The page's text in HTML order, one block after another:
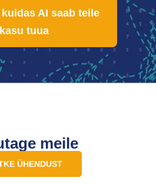
AI saab teile
kasu tuua
meile
ÜHENDUST